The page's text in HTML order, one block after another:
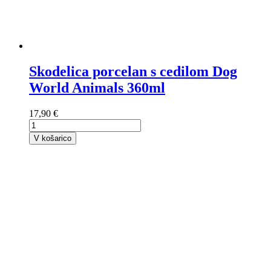
Skodelica porcelan s cedilom Dog
World Animals 360ml
17,90 €
V košarico